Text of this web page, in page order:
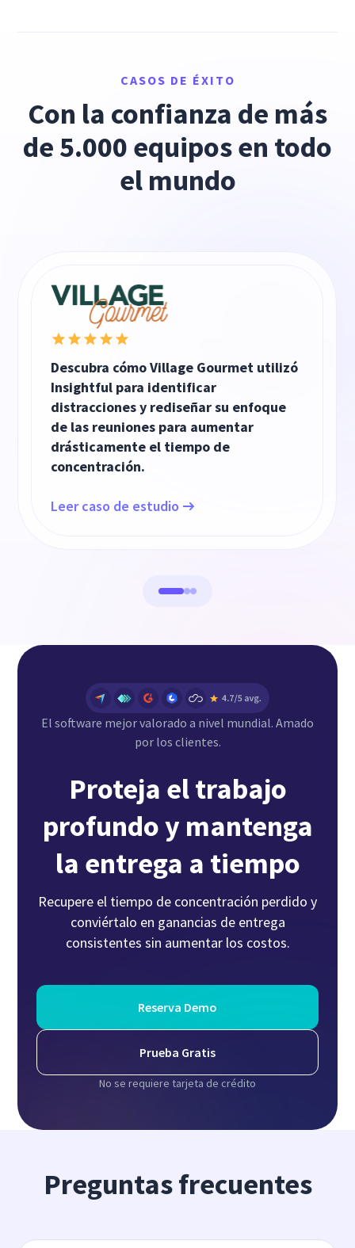
CASOS DE ÉXITO
Con la confianza de más
de 5.000 equipos en todo
el mundo
Descubra cómo Village Gourmet utilizó
Insightful para identificar
distracciones y rediseñar su enfoque
de las reuniones para aumentar
drásticamente el tiempo de
concentración.
Leer caso de estudio
El software mejor valorado a nivel mundial. Amado
por los clientes.
Proteja el trabajo
profundo y mantenga
la entrega a tiempo
Recupere el tiempo de concentración perdido y
conviértalo en ganancias de entrega
consistentes sin aumentar los costos.
Reserva Demo
Prueba Gratis
No se requiere tarjeta de crédito
Preguntas frecuentes